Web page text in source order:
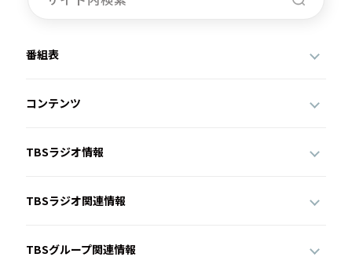
番組表
コンテンツ
TBSラジオ情報
TBSラジオ関連情報
TBSグループ関連情報